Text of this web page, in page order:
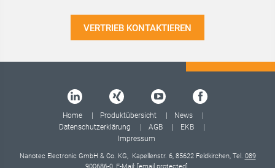
VERTRIEB KONTAKTIEREN
Home Produktübersicht
News
Datenschutzerklärung
AGB
EKB
Impressum
Nanotec Electronic GmbH & Co. KG, Kapellenstr. 6, 85622 Feldkirchen, Tel. 089
900686-0 , E-Mail: [email protected]